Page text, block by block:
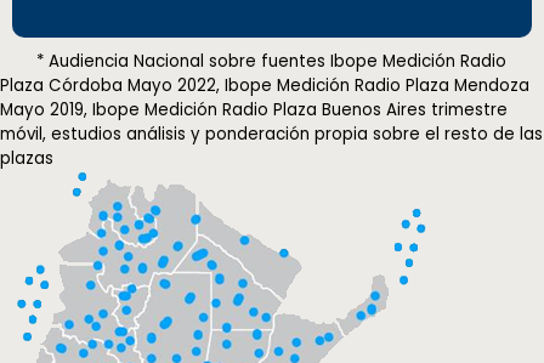
* Audiencia Nacional sobre fuentes Ibope Medición Radio
Plaza Córdoba Mayo 2022, Ibope Medición Radio Plaza Mendoza
Mayo 2019, Ibope Medición Radio Plaza Buenos Aires trimestre
móvil, estudios análisis y ponderación propia sobre el resto de las
plazas